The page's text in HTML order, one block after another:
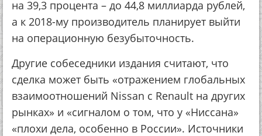
на 39,3 процента – до 44,8 миллиарда рублей,
а к 2018-му производитель планирует выйти
на операционную безубыточность.
Другие собеседники издания считают, что
сделка может быть «отражением глобальных
взаимоотношений Nissan с Renault на других
рынках» и «сигналом о том, что у «Ниссана»
«плохи дела, особенно в России». Источники